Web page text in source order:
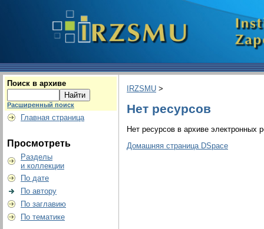
Поиск в архиве
Расширенный поиск
Главная страница
Просмотреть
Разделы
и коллекции
По дате
По автору
По заглавию
По тематике
IRZSMU >
Нет ресурсов
Нет ресурсов в архиве электронных
Домашняя страница DSpace